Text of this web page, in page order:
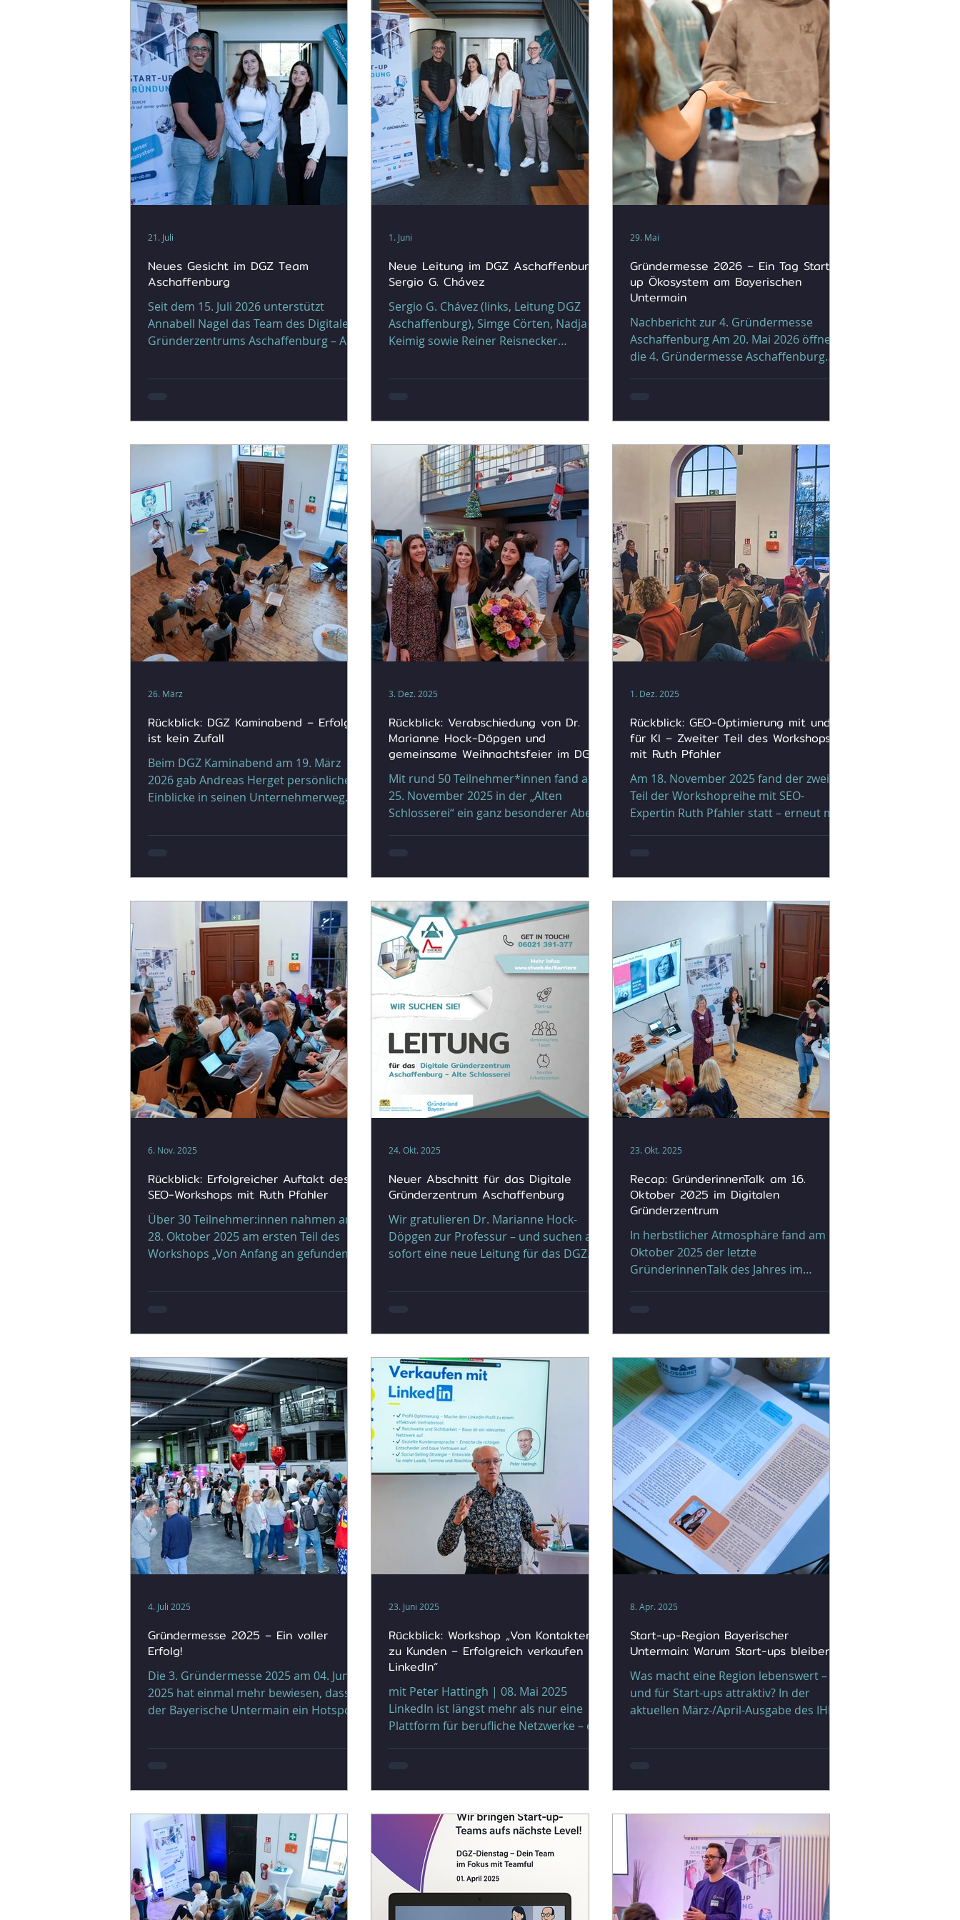
Neues Gesicht im DGZ Team
Aschaffenburg
Seit dem 15. Juli 2026 unterstützt
Annabell Nagel das Team des Digitalen
Gründerzentrums Aschaffenburg – Alte
Marketing. Durch ihre Ausbildung zur
für ihre neuen Aufgaben mit. Im
vergangenen Jahr konnte sie außerdem
praktische Erfahrung in der
Eventplanung und im Online-Marketing
sammeln. „Ich freue mich sehr auf die
neue Herausforderung und darauf, Teil
dieser besonder
21. Juli
Neue Leitung im DGZ Aschaffenburg:
Sergio G. Chávez
Sergio G. Chávez (links, Leitung DGZ
Aschaffenburg), Simge Cörten, Nadja
Keimig sowie Reiner Reisnecker
rechts) Zum 1. Juni 2026 beginnt für das
neues Kapitel: Sergio G. Chávez
übernimmt die Leitung des DGZ. Sergio
bringt mehr als 15 Jahre Erfahrung in
der internationalen Tech- und Startup-
Welt mit. Als Gründer, Community
Builder und Experte für digitale
Geschäftsmodelle hat er
1. Juni
Gründermesse 2026 – Ein Tag Start-
up Ökosystem am Bayerischen
Untermain
Nachbericht zur 4. Gründermesse
Aschaffenburg Am 20. Mai 2026 öffnete
die 4. Gründermesse Aschaffenburg
Bayerischen Untermain stecken. Zum
zweiten Mal war die Alte Fabrikhalle des
Verlags und der Druckerei Main-Echo
der Schauplatz für einen ganzen Tag
voller Inspiration, Austausch und
konkreter Impulse für alle, die die
regionale Gründungskultur
voranbringen wollen. Mit rund 500 B
29. Mai
Rückblick: DGZ Kaminabend – Erfolg
ist kein Zufall
Beim DGZ Kaminabend am 19. März
2026 gab Andreas Herget persönliche
Einblicke in seinen Unternehmerweg
unternehmerische Entscheidungen.
durch Disziplin, Ausdauer und die
Bereitschaft, Entscheidungen zu treffen,
auch wenn der Ausgang ungewiss ist.
Besonders prägend waren seine
Gedanken zum Umgang mit
Niederlagen und Angst. Rückschläge
gehören zum Unternehmertum d
26. März
Rückblick: Verabschiedung von Dr.
Marianne Hock-Döpgen und
gemeinsame Weihnachtsfeier im DGZ
Mit rund 50 Teilnehmer*innen fand am
25. November 2025 in der „Alten
Schlosserei“ ein ganz besonderer Abend
langjährigen DGZ-Leitung Dr. Marianne
Hock-Döpgen , kombiniert mit unserer
gemeinsamen Weihnachtsfeier . Die
Veranstaltung brachte
Partnerunternehmen, Netzwerkpartner,
Start-ups, ehemalige DGZ-
Mitarbeitende und die gesamte DGZ-
Community zusammen – ein Abend
voller Wertschätzung, Erinneru
3. Dez. 2025
Rückblick: GEO-Optimierung mit und
für KI – Zweiter Teil des Workshops
mit Ruth Pfahler
Am 18. November 2025 fand der zweite
Teil der Workshopreihe mit SEO-
Expertin Ruth Pfahler statt – erneut mit
Potenzial von KI in der
Suchmaschinenoptimierung
beschäftigten. Unter dem Titel „GEO-
Optimierung mit und für KI“ lag der
Fokus darauf, wie Unternehmen künftig
nicht nur bei Google, sondern auch in
KI-generierten Antworten sichtbar
bleiben. Vom klassischen SEO zur GEO-
Opti
1. Dez. 2025
Rückblick: Erfolgreicher Auftakt des
SEO-Workshops mit Ruth Pfahler
Über 30 Teilnehmer:innen nahmen am
28. Oktober 2025 am ersten Teil des
Workshops „Von Anfang an gefunden
mit SEO“ teil. Gemeinsam mit Ruth
Grundlagen der
Suchmaschinenoptimierung ein und
erfuhren, wie sich ein junges
Unternehmen von Beginn an online
sichtbar positionieren kann – einfach,
verständlich und praxisnah.
Praxisorientierte Einblicke und direkte
Umsetzung Mi
6. Nov. 2025
Neuer Abschnitt für das Digitale
Gründerzentrum Aschaffenburg
Wir gratulieren Dr. Marianne Hock-
Döpgen zur Professur – und suchen ab
sofort eine neue Leitung für das DGZ
Aufbauarbeit steht im Digitalen
Geschäftsleiterin Dr. Marianne Hock-
Döpgen folgt zum 1. Januar 2026 dem
Ruf auf eine Professur an der
Hochschule Coburg . Dort wird sie
künftig das Lehrgebiet Digitale
Geschäftsmodelle vertreten – eine
Aufgabe, die perfekt zu ihrer Lei
24. Okt. 2025
Recap: GründerinnenTalk am 16.
Oktober 2025 im Digitalen
Gründerzentrum
In herbstlicher Atmosphäre fand am 16.
Oktober 2025 der letzte
GründerinnenTalk des Jahres im
Unternehmerinnen und
Gründungsinteressierte zusammen, um
sich auszutauschen, zu vernetzen und
spannende Impulse zu erhalten. Den
Auftakt machte unsere Speakerin Ruth
Pfahler , SEO-Expertin und Gründerin
von Growbility . In ihrem Impulsvortrag
berichtete sie von ihrem Weg in die
Selbständ
23. Okt. 2025
Gründermesse 2025 – Ein voller
Erfolg!
Die 3. Gründermesse 2025 am 04. Juni
2025 hat einmal mehr bewiesen, dass
der Bayerische Untermain ein Hotspot
lebendige Netzwerke ist. Das Event bot
Bayerischen Untermain mitgestalten
wollen. Über 600 Besucher:innen , mehr
als 40 Aussteller und ein hochkarätiges
Programm machten die dritte
Gründermesse zu einem besonderen
Tag voll mit neuen Ideen, Anregungen
und Netwo
4. Juli 2025
Rückblick: Workshop „Von Kontakten
zu Kunden – Erfolgreich verkaufen mit
LinkedIn“
mit Peter Hattingh | 08. Mai 2025
LinkedIn ist längst mehr als nur eine
Plattform für berufliche Netzwerke – es
23. Juni 2025
Start-up-Region Bayerischer
Untermain: Warum Start-ups bleiben
Was macht eine Region lebenswert –
und für Start-ups attraktiv? In der
aktuellen März-/April-Ausgabe des IHK-
8. Apr. 2025